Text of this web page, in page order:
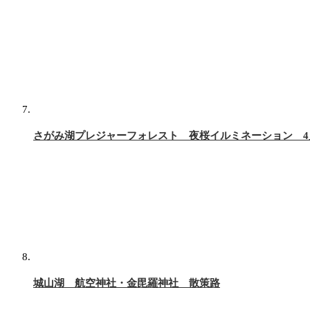
さがみ湖プレジャーフォレスト 夜桜イルミネーション 4
城山湖 航空神社・金毘羅神社 散策路